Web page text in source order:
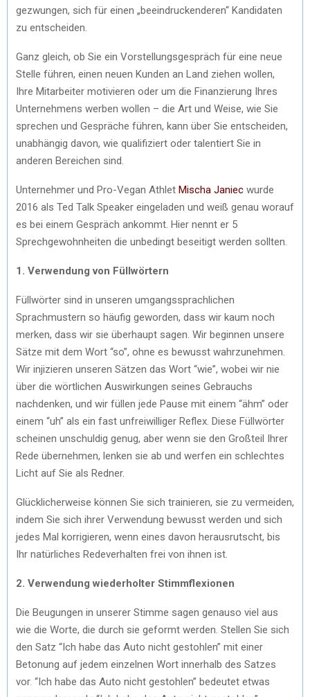
gezwungen, sich für einen „beeindruckenderen“ Kandidaten
zu entscheiden.
Ganz gleich, ob Sie ein Vorstellungsgespräch für eine neue
Stelle führen, einen neuen Kunden an Land ziehen wollen,
Ihre Mitarbeiter motivieren oder um die Finanzierung Ihres
Unternehmens werben wollen – die Art und Weise, wie Sie
sprechen und Gespräche führen, kann über Sie entscheiden,
unabhängig davon, wie qualifiziert oder talentiert Sie in
anderen Bereichen sind.
Unternehmer und Pro-Vegan Athlet Mischa Janiec wurde
2016 als Ted Talk Speaker eingeladen und weiß genau worauf
es bei einem Gespräch ankommt. Hier nennt er 5
Sprechgewohnheiten die unbedingt beseitigt werden sollten.
1. Verwendung von Füllwörtern
Füllwörter sind in unseren umgangssprachlichen
Sprachmustern so häufig geworden, dass wir kaum noch
merken, dass wir sie überhaupt sagen. Wir beginnen unsere
Sätze mit dem Wort “so”, ohne es bewusst wahrzunehmen.
Wir injizieren unseren Sätzen das Wort “wie”, wobei wir nie
über die wörtlichen Auswirkungen seines Gebrauchs
nachdenken, und wir füllen jede Pause mit einem “ähm” oder
einem “uh” als ein fast unfreiwilliger Reflex. Diese Füllwörter
scheinen unschuldig genug, aber wenn sie den Großteil Ihrer
Rede übernehmen, lenken sie ab und werfen ein schlechtes
Licht auf Sie als Redner.
Glücklicherweise können Sie sich trainieren, sie zu vermeiden,
indem Sie sich ihrer Verwendung bewusst werden und sich
jedes Mal korrigieren, wenn eines davon herausrutscht, bis
Ihr natürliches Redeverhalten frei von ihnen ist.
2. Verwendung wiederholter Stimmflexionen
Die Beugungen in unserer Stimme sagen genauso viel aus
wie die Worte, die durch sie geformt werden. Stellen Sie sich
den Satz “Ich habe das Auto nicht gestohlen” mit einer
Betonung auf jedem einzelnen Wort innerhalb des Satzes
vor. “Ich habe das Auto nicht gestohlen” bedeutet etwas